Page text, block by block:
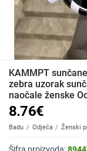
KAMMPT
zebra uzorak
naočale ženske
8.76€
Badu Odjeća Ženski